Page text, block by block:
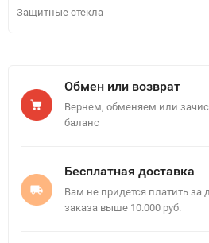
Защитные стекла
Обмен или возврат
Вернем, обменяем или
баланс
Бесплатная доставка
Вам не придется платить за
заказа выше 10.000 руб.